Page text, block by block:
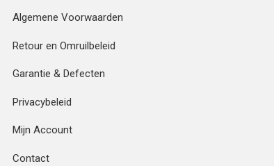
Algemene Voorwaarden
Retour en Omruilbeleid
Garantie & Defecten
Privacybeleid
Mijn Account
Contact